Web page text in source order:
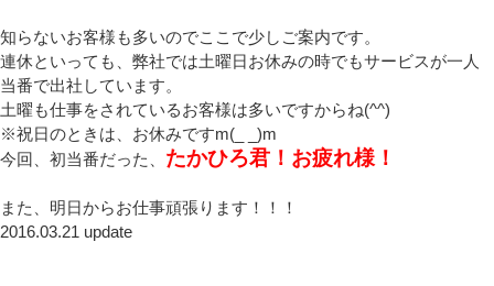
知らないお客様も多いのでここで少しご案内です。
連休といっても、弊社では土曜日お休みの時でもサービスが一人
当番で出社しています。
土曜も仕事をされているお客様は多いですからね(^^)
※祝日のときは、お休みですm(_ _)m
今回、初当番だった、 たかひろ君！お疲れ様！
また、明日からお仕事頑張ります！！！
2016.03.21 update